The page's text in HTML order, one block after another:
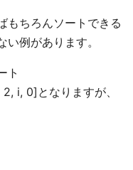
もちろんソートできる
例があります。
ト
i, 0]となりますが、